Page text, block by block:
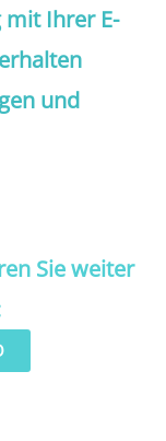
mit Ihrer E-
und
Sie weiter